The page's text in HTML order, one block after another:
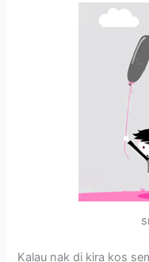
Kalau nak di kira kos